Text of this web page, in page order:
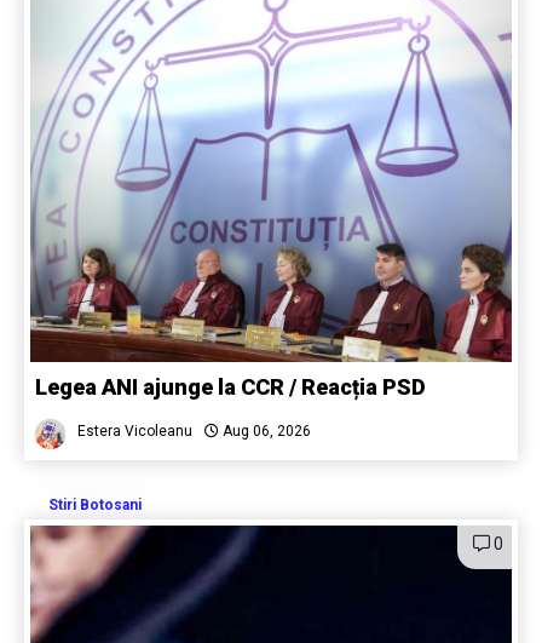
Legea ANI ajunge la CCR / Reacția PSD
Estera Vicoleanu Aug 06, 2026
Stiri Botosani
0